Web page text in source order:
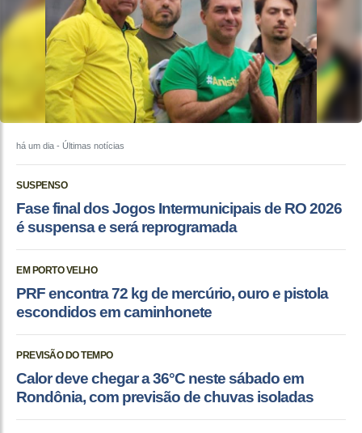
há um dia - Últimas notícias
SUSPENSO
Fase final dos Jogos Intermunicipais de RO 2026
é suspensa e será reprogramada
EM PORTO VELHO
PRF encontra 72 kg de mercúrio, ouro e pistola
escondidos em caminhonete
PREVISÃO DO TEMPO
Calor deve chegar a 36°C neste sábado em
Rondônia, com previsão de chuvas isoladas